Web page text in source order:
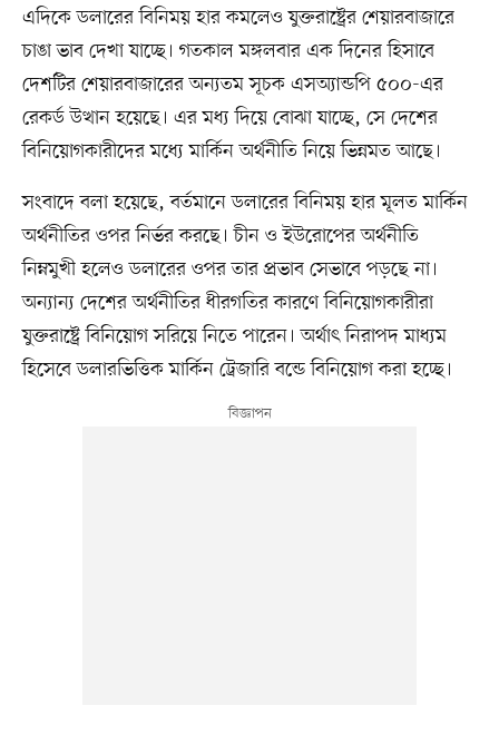
এদিকে ডলারের বিনিময় হার কমলেও যুক্তরাষ্ট্রের শেয়ারবাজারে
চাঙা ভাব দেখা যাচ্ছে। গতকাল মঙ্গলবার এক দিনের হিসাবে
দেশটির শেয়ারবাজারের অন্যতম সূচক এসঅ্যান্ডপি ৫০০-এর
রেকর্ড উত্থান হয়েছে। এর মধ্য দিয়ে বোঝা যাচ্ছে, সে দেশের
বিনিয়োগকারীদের মধ্যে মার্কিন অর্থনীতি নিয়ে ভিন্নমত আছে।
সংবাদে বলা হয়েছে, বর্তমানে ডলারের বিনিময় হার মূলত মার্কিন
অর্থনীতির ওপর নির্ভর করছে। চীন ও ইউরোপের অর্থনীতি
নিম্নমুখী হলেও ডলারের ওপর তার প্রভাব সেভাবে পড়ছে না।
অন্যান্য দেশের অর্থনীতির ধীরগতির কারণে বিনিয়োগকারীরা
যুক্তরাষ্ট্রে বিনিয়োগ সরিয়ে নিতে পারেন। অর্থাৎ নিরাপদ মাধ্যম
হিসেবে ডলারভিত্তিক মার্কিন ট্রেজারি বন্ডে বিনিয়োগ করা হচ্ছে।